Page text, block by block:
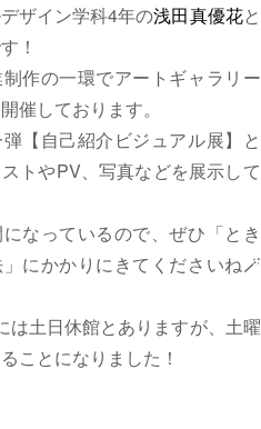
ザイン学科4年の浅田真優花と
！
作の一環でアートギャラリー
催しております。
【自己紹介ビジュアル展】と
トやPV、写真などを展示して
なっているので、ぜひ「とき
にかかりにきてくださいね🪄
は土日休館とありますが、土曜
ことになりました！